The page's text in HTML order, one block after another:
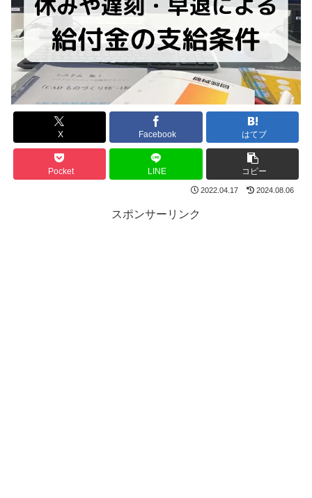
X Facebook はてブ
Pocket LINE コピー
2022.04.17 2024.08.06
スポンサーリンク